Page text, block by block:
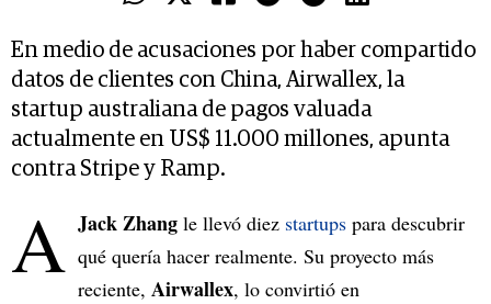
En medio de acusaciones por haber compartido
datos de clientes con China, Airwallex, la
startup australiana de pagos valuada
actualmente en US$ 11.000 millones, apunta
contra Stripe y Ramp.
A Jack Zhang le llevó diez startups para descubrir
qué quería hacer realmente. Su proyecto más
reciente, Airwallex, lo convirtió en